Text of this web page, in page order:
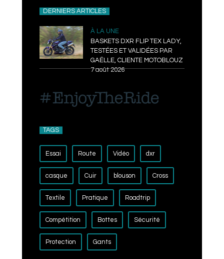
DERNIERS ARTICLES
À LA UNE
BASKETS DXR FLIP TEX LADY,
TESTÉES ET VALIDÉES PAR
GAËLLE, CLIENTE MOTOBLOUZ
7 août 2026
TAGS
Essai Route Vidéo dxr
casque Cuir blouson Cross
Textile Pratique Roadtrip
Compétition Bottes Sécurité
Protection Gants